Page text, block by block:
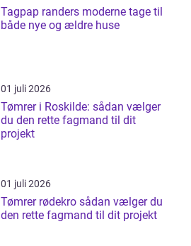
Tagpap randers moderne tage til
både nye og ældre huse
01 juli 2026
Tømrer i Roskilde: sådan vælger
du den rette fagmand til dit
projekt
01 juli 2026
Tømrer rødekro sådan vælger du
den rette fagmand til dit projekt